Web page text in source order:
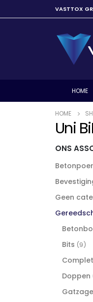
VASTTOX
HOME
HOME
Uni
ONS
Geen
Bits (9)
Doppen